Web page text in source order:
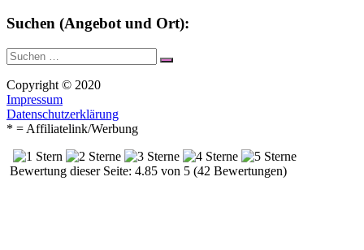
Suchen (Angebot und Ort):
Suche
nach:
Suchen
Copyright © 2020
Impressum
Datenschutzerklärung
* = Affiliatelink/Werbung
Bewertung dieser Seite: 4.85 von 5 (42 Bewertungen)